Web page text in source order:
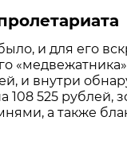
и для его
и внутри
108 525 рублей,
а также